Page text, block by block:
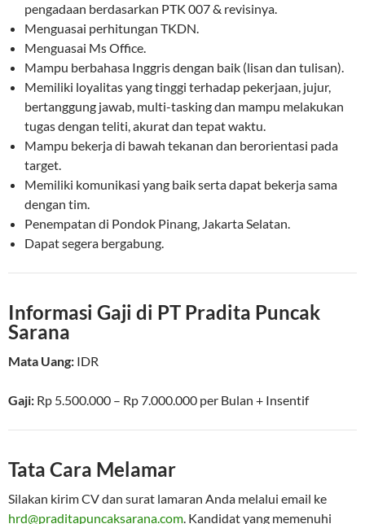
pengadaan berdasarkan PTK 007 & revisinya.
Menguasai perhitungan TKDN.
Menguasai Ms Office.
Mampu berbahasa Inggris dengan baik (lisan dan tulisan).
Memiliki loyalitas yang tinggi terhadap pekerjaan, jujur,
bertanggung jawab, multi-tasking dan mampu melakukan
tugas dengan teliti, akurat dan tepat waktu.
Mampu bekerja di bawah tekanan dan berorientasi pada
target.
Memiliki komunikasi yang baik serta dapat bekerja sama
dengan tim.
Penempatan di Pondok Pinang, Jakarta Selatan.
Dapat segera bergabung.
Informasi Gaji di PT Pradita Puncak
Sarana
Mata Uang: IDR
Gaji: Rp 5.500.000 – Rp 7.000.000 per Bulan + Insentif
Tata Cara Melamar
Silakan kirim CV dan surat lamaran Anda melalui email ke
hrd@praditapuncaksarana.com. Kandidat yang memenuhi